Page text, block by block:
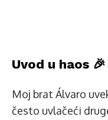
Uvod u haos 🎉
Moj brat Álvaro
često uvlačeći